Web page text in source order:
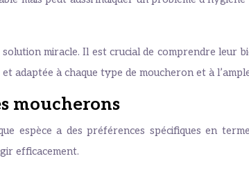
miracle. Il est crucial de comprendre leur
adaptée à chaque type de moucheron et à
moucherons
espèce a des préférences spécifiques en
efficacement.